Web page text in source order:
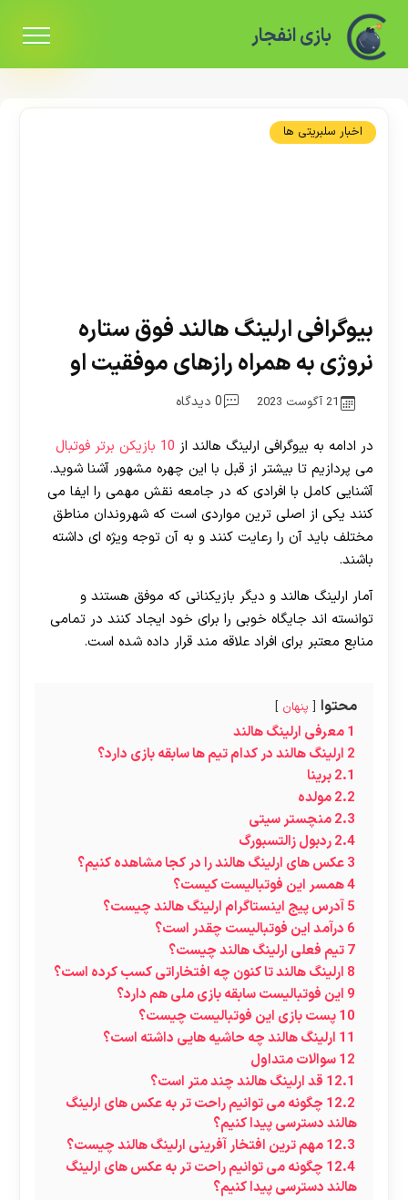
بازی انفجار
اخبار سلبریتی ها
بیوگرافی ارلینگ هالند فوق ستاره
نروژی به همراه رازهای موفقیت او
21 آگوست 2023 0 دیدگاه
در ادامه به بیوگرافی ارلینگ هالند از 10 بازیکن برتر فوتبال
می پردازیم تا بیشتر از قبل با این چهره مشهور آشنا شوید.
آشنایی کامل با افرادی که در جامعه نقش مهمی را ایفا می
کنند یکی از اصلی ترین مواردی است که شهروندان مناطق
مختلف باید آن را رعایت کنند و به آن توجه ویژه ای داشته
باشند.
آمار ارلینگ هالند و دیگر بازیکنانی که موفق هستند و
توانسته اند جایگاه خوبی را برای خود ایجاد کنند در تمامی
منابع معتبر برای افراد علاقه مند قرار داده شده است.
محتوا پنهان
1معرفی ارلینگ هالند
2 ارلینگ هالند در کدام تیم ها سابقه بازی دارد؟
2.1برینا
2.2مولده
2.3منچستر سیتی
2.4ردبول زالتسبورگ
3عکس های ارلینگ هالند را در کجا مشاهده کنیم؟
4همسر این فوتبالیست کیست؟
5آدرس پیج اینستاگرام ارلینگ هالند چیست؟
6 درآمد این فوتبالیست چقدر است؟
7تیم فعلی ارلینگ هالند چیست؟
8 ارلینگ هالند تا کنون چه افتخاراتی کسب کرده است؟
9 این فوتبالیست سابقه بازی ملی هم دارد؟
10پست بازی این فوتبالیست چیست؟
11 ارلینگ هالند چه حاشیه هایی داشته است؟
12سوالات متداول
12.1 قد ارلینگ هالند چند متر است؟
12.2 چگونه می توانیم راحت تر به عکس های ارلینگ
هالند دسترسی پیدا کنیم؟
12.3مهم ترین افتخار آفرینی ارلینگ هالند چیست؟
12.4 چگونه می توانیم راحت تر به عکس های ارلینگ
هالند دسترسی پیدا کنیم؟